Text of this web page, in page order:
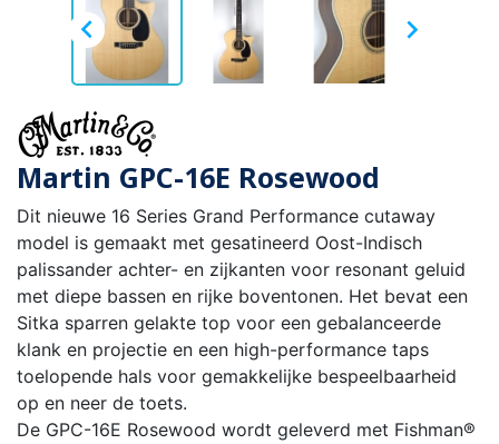
 
Martin GPC-16E Rosewood
Dit nieuwe 16 Series Grand Performance cutaway
model is gemaakt met gesatineerd Oost-Indisch
palissander achter- en zijkanten voor resonant geluid
met diepe bassen en rijke boventonen. Het bevat een
Sitka sparren gelakte top voor een gebalanceerde
klank en projectie en een high-performance taps
toelopende hals voor gemakkelijke bespeelbaarheid
op en neer de toets.
De GPC-16E Rosewood wordt geleverd met Fishman®